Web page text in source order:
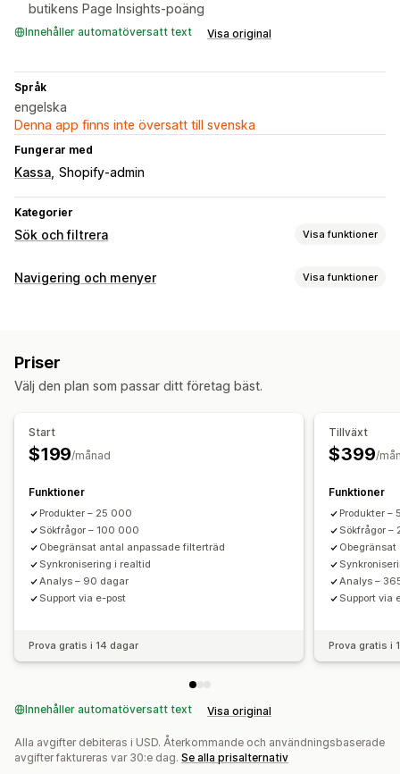
butikens Page Insights-poäng
Innehåller automatöversatt text Visa original
Språk
engelska
Denna app finns inte översatt till svenska
Fungerar med
Kassa Shopify-admin
Kategorier
Sök och filtrera Visa funktioner
Sökfunktioner
Anpassad rankning
Mobilanpassning
Visning av filter
Sökresultatssida
Analysverktyg
AI-insikter
Konverteringsspårning
Filteranvändning
Analysverktyg i realtid Sökfrågor
Navigering och menyer Visa funktioner
Mobilanpassning
Priser
Välj den plan som passar ditt företag bäst.
Start
$199/månad
Funktioner
Produkter – 25 000
Sökfrågor – 100 000
Obegränsat antal anpassade filterträd
Synkronisering i realtid
Analys – 90 dagar
Support via e-post
Prova gratis i 14 dagar
Tillväxt
$399/
Funktioner
Produkter –
Sökfrågor
Analys –
Support via
Prova gratis i
Innehåller automatöversatt text Visa original
Alla avgifter debiteras i USD. Återkommande och användningsbaserade
avgifter faktureras var 30:e dag. Se alla prisalternativ